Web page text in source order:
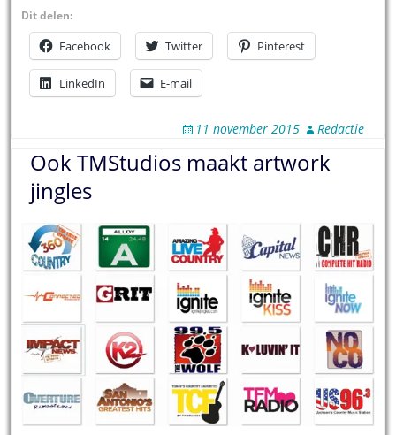
Dit delen:
Facebook Twitter Pinterest
LinkedIn E-mail
11 november 2015 Redactie
Ook TMStudios maakt artwork
jingles